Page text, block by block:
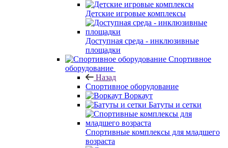
Детские игровые комплексы
Доступная среда - инклюзивные
площадки
Спортивное
оборудование
Назад
Спортивное оборудование
Воркаут
Батуты и сетки
Спортивные комплексы для младшего
возраста